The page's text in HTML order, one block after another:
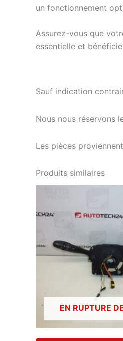
un fonctionnement
Assurez-vous que
essentielle et
Sauf indication
Nous nous réservons
Les pièces
Produits similaires
EN RUPTURE